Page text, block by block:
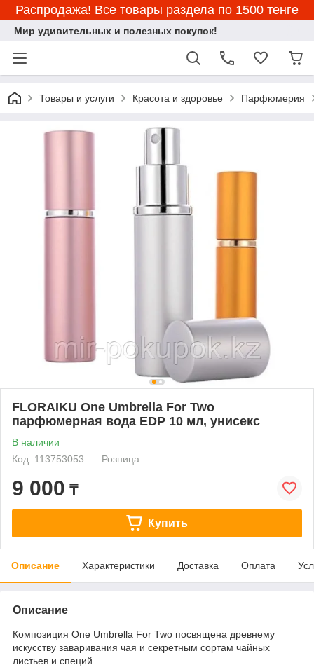
Распродажа! Все товары раздела по 1500 тенге
Мир удивительных и полезных покупок!
Товары и услуги Красота и здоровье Парфюмерия
FLORAIKU One Umbrella For Two
парфюмерная вода EDP 10 мл, унисекс
В наличии
Код: 113753053
Розница
9 000 ₸
Купить
Описание Характеристики Доставка Оплата
Описание
Композиция One Umbrella For Two посвящена древнему
искусству заваривания чая и секретным сортам чайных
листьев и специй.